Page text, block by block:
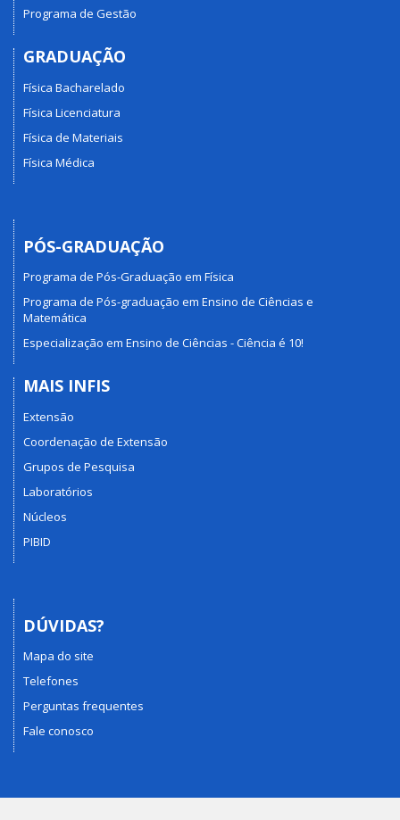
Programa de Gestão
GRADUAÇÃO
Física Bacharelado
Física Licenciatura
Física de Materiais
Física Médica
PÓS-GRADUAÇÃO
Programa de Pós-Graduação em Física
Programa de Pós-graduação em Ensino de Ciências e
Matemática
Especialização em Ensino de Ciências - Ciência é 10!
MAIS INFIS
Extensão
Coordenação de Extensão
Grupos de Pesquisa
Laboratórios
Núcleos
PIBID
DÚVIDAS?
Mapa do site
Telefones
Perguntas frequentes
Fale conosco